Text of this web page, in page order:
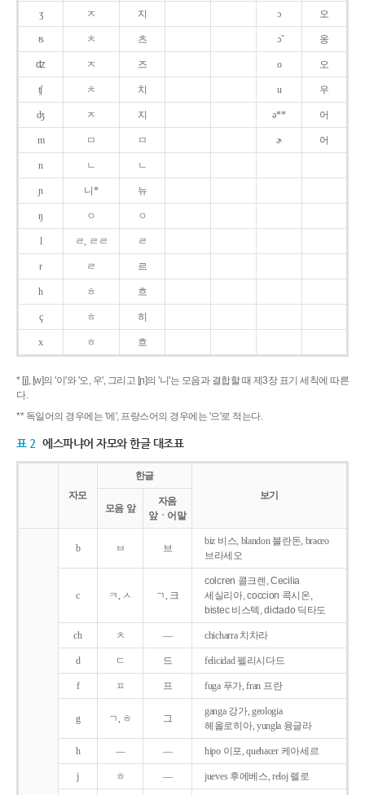
ʒ ㅈ 지 ɔ 오
ʦ ㅊ 츠 ɔ̃ 옹
ʣ ㅈ 즈 o 오
ʧ ㅊ 치 u 우
ʤ ㅈ 지 ə** 어
m ㅁ ㅁ ɚ 어
n ㄴ ㄴ
ɲ 니* 뉴
ŋ ㅇ ㅇ
l ㄹ, ㄹㄹ ㄹ
r ㄹ 르
h ㅎ 흐
ç ㅎ 히
x ㅎ 흐
* [j], [w]의 '이'와 '오, 우', 그리고 [ɲ]의 '니'는 모음과 결합할 때 제3장 표기 세칙에 따른
다.
** 독일어의 경우에는 '에', 프랑스어의 경우에는 '으'로 적는다.
표 2 에스파냐어 자모와 한글 대조표
자모
한글
보기
모음 앞
자음
앞ㆍ어말
b ㅂ 브
biz 비스, blandon 블란돈, braceo
브라세오
c ㅋ, ㅅ ㄱ, 크
colcren 콜크렌, Cecilia
세실리아, coccion 콕시온,
bistec 비스텍, dictado 딕타도
ch ㅊ ― chicharra 치차라
d ㄷ 드 felicidad 펠리시다드
f ㅍ 프 fuga 푸가, fran 프란
g ㄱ, ㅎ 그
ganga 강가, geologia
헤올로히아, yungla 융글라
h ― ― hipo 이포, quehacer 케아세르
j ㅎ ― jueves 후에베스, reloj 렐로